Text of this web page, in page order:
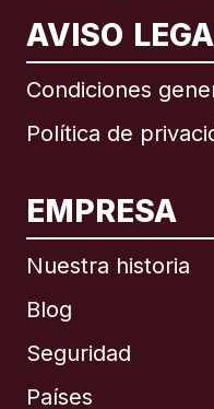
AVISO
Condiciones
Política de
EMPRESA
Nuestra historia
Blog
Seguridad
Países